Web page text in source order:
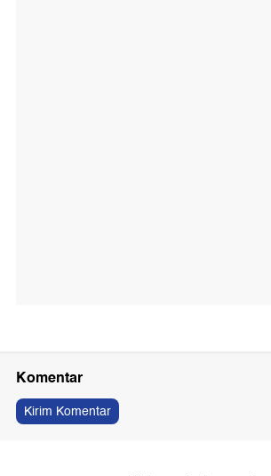
Komentar
Kirim Komentar